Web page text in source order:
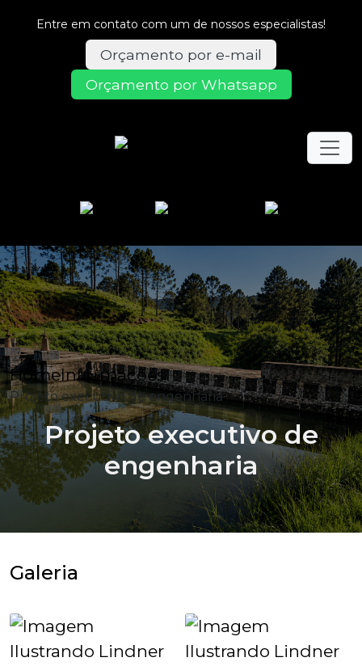
Entre em contato com um de nossos especialistas!
Orçamento por e-mail
Orçamento por Whatsapp
HomeInformações
Projeto executivo de engenharia
Projeto executivo de
engenharia
Galeria